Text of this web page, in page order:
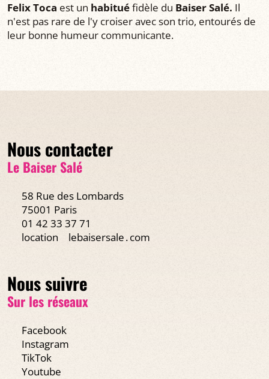
Felix Toca est un habituéfidèle du Baiser Salé. Il
n'est pas rare de l'y croiser avec son trio, entourés de
leur bonne humeur communicante.
Nous contacter
Le Baiser Salé
58 Rue des Lombards
75001 Paris
01 42 33 37 71
location
lebaisersale․com
Nous suivre
Sur les réseaux
Facebook
Instagram
TikTok
Youtube